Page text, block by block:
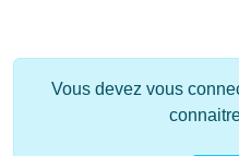
Vous devez vous